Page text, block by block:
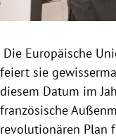
Untermenü
Die Europäische
feiert sie
diesem Datum im
französische
revolutionären Plan